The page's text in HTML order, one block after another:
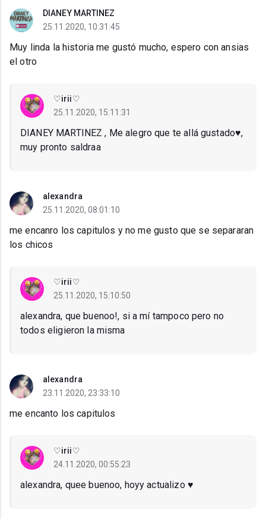
DIANEY MARTINEZ
25.11.2020, 10:31:45
Muy linda la historia me gustó mucho, espero con ansias
el otro
♡irii♡
25.11.2020, 15:11:31
DIANEY MARTINEZ , Me alegro que te allá gustado♥,
muy pronto saldraa
alexandra
25.11.2020, 08:01:10
me encanro los capitulos y no me gusto que se separaran
los chicos
♡irii♡
25.11.2020, 15:10:50
alexandra, que buenoo!, si a mí tampoco pero no
todos eligieron la misma
alexandra
23.11.2020, 23:33:10
me encanto los capitulos
♡irii♡
24.11.2020, 00:55:23
alexandra, quee buenoo, hoyy actualizo ♥️